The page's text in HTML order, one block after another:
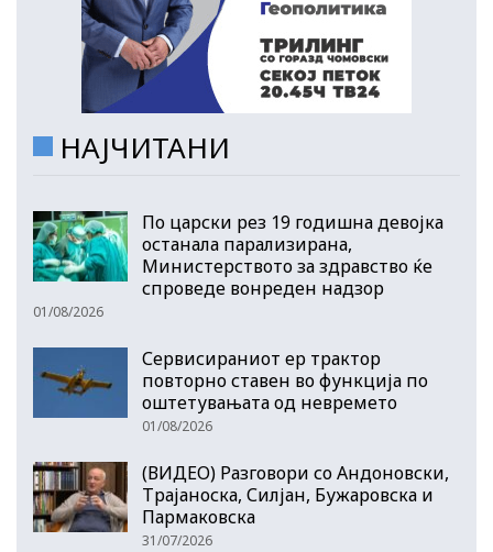
НАЈЧИТАНИ
По царски рез 19 годишна девојка
останала парализирана,
Министерството за здравство ќе
спроведе вонреден надзор
01/08/2026
Сервисираниот ер трактор
повторно ставен во функција по
оштетувањата од невремето
01/08/2026
(ВИДЕО) Разговори со Андоновски,
Трајаноска, Силјан, Бужаровска и
Пармаковска
31/07/2026